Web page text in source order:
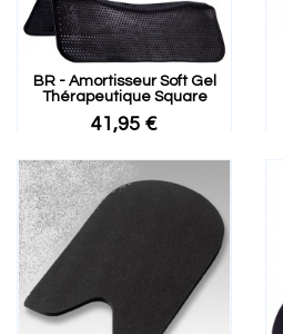
BR - Amortisseur Soft Gel
Thérapeutique Square
41,95 €